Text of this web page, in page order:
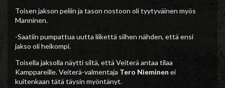
Toisen jakson peliin ja tason nostoon oli tyytyväinen myös
Manninen.
-Saatiin pumpattua uutta liikettä siihen nähden, että ensi
jakso oli heikompi.
Toisella jaksolla näytti siltä, että Veiterä antaa tilaa
Kamppareille. Veiterä-valmentaja Tero Nieminen ei
kuitenkaan tätä täysin myöntänyt.